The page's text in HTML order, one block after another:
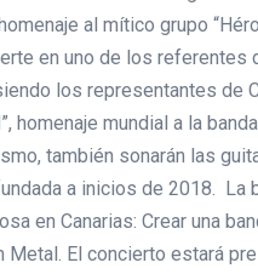
al mítico grupo
en uno de los referentes
los representantes de
homenaje mundial a la banda
también sonarán las
a inicios de 2018. La
en Canarias: Crear una
Metal. El concierto estará